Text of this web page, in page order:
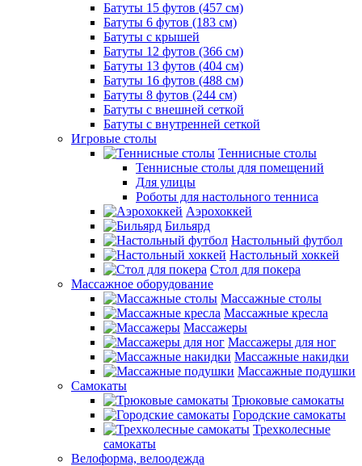
Батуты 15 футов (457 см)
Батуты 6 футов (183 см)
Батуты с крышей
Батуты 12 футов (366 см)
Батуты 13 футов (404 см)
Батуты 16 футов (488 см)
Батуты 8 футов (244 см)
Батуты с внешней сеткой
Батуты с внутренней сеткой
Игровые столы
Теннисные столы
Теннисные столы для помещений
Для улицы
Роботы для настольного тенниса
Аэрохоккей
Бильярд
Настольный футбол
Настольный хоккей
Стол для покера
Массажное оборудование
Массажные столы
Массажные кресла
Массажеры
Массажеры для ног
Массажные накидки
Массажные подушки
Самокаты
Трюковые самокаты
Городские самокаты
Трехколесные
самокаты
Велоформа, велоодежда